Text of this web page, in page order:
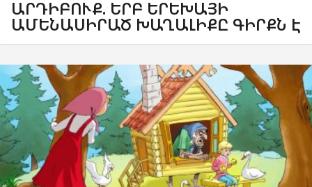
ԱՐԴԻԲՈՒՔ. ԵՐԲ ԵՐԵԽԱՅԻ
ԱՄԵՆԱՍԻՐԱԾ ԽԱՂԱԼԻՔԸ ԳԻՐՔՆ Է